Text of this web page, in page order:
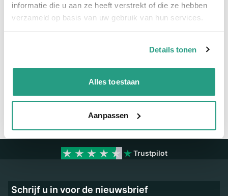
informatie die u aan ze heeft verstrekt of die ze hebben
verzameld op basis van uw gebruik van hun services.
Details tonen
Alles toestaan
Aanpassen
Materiaal
We zijn beschikbaar van ma t/m vr van 08:00 tot 17:00 uur.
Neem contact met ons op
Trustpilot
Schrijf u in voor de nieuwsbrief